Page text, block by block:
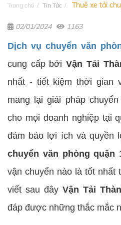
Trang chủ Tin Tức Thuê xe tải
02/01/2024 1163
Dịch vụ chuyển văn
cung cấp bởiVận Tải
nhất - tiết kiệm thời gian
mang lại giải pháp
cho mọi doanh nghiệp tại
đảm bảo lợi ích và quyền
chuyển văn phòng quận
vận chuyển nào là tốt nhất
viết sau đây Vận Tải
đáp được những thắc mắc